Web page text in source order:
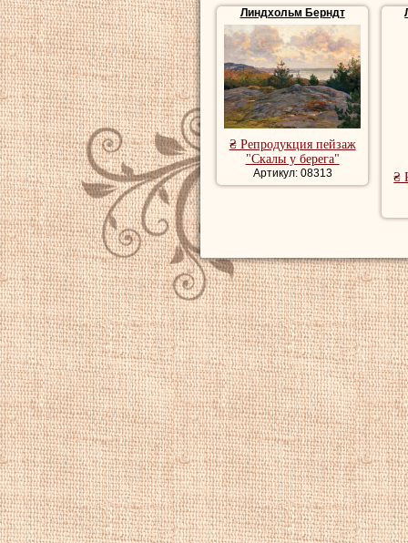
пейзаж,
Купить картины
морские картины
Линдхольм Берндт
₴ Репродукция пейзаж
"Скалы у берега"
Артикул: 08313 ₴